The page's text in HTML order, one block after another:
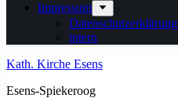
Impressum
Datenschutzerklärung
intern
Kath. Kirche Esens
Esens-Spiekeroog